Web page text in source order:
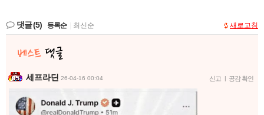
댓글(5) 등록순 최신순 새로고침
세프라딘 26-04-16 00:04 신고 | 공감 확인